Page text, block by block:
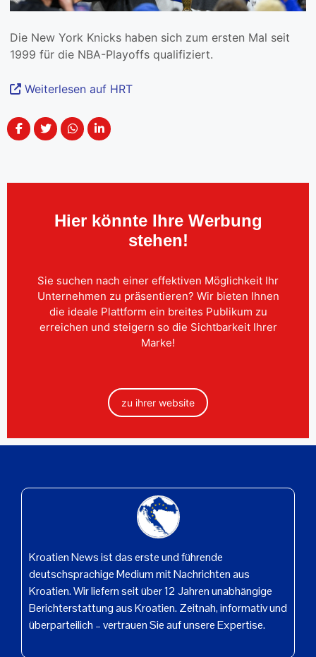
Die New York Knicks haben sich zum ersten Mal seit
1999 für die NBA-Playoffs qualifiziert.
Weiterlesen auf HRT
Hier könnte Ihre Werbung
stehen!
Sie suchen nach einer effektiven Möglichkeit Ihr
Unternehmen zu präsentieren? Wir bieten Ihnen
die ideale Plattform ein breites Publikum zu
erreichen und steigern so die Sichtbarkeit Ihrer
Marke!
zu ihrer website
Kroatien News ist das erste und führende
deutschsprachige Medium mit Nachrichten aus
Kroatien. Wir liefern seit über 12 Jahren unabhängige
Berichterstattung aus Kroatien. Zeitnah, informativ und
überparteilich – vertrauen Sie auf unsere Expertise.